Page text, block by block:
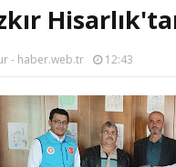
- haber.web.tr 12:43